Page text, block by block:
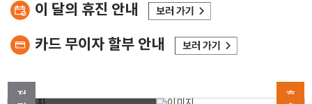
이 달의 휴진 안내
카드 무이자 할부 안내